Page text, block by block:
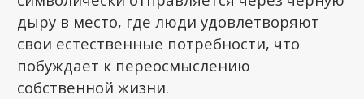
дыру в место, где люди удовлетворяют
свои естественные потребности, что
побуждает к переосмыслению
собственной жизни.